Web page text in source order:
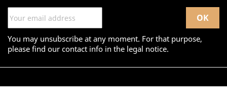
You may unsubscribe at any moment. For that purpose,
please find our contact info in the legal notice.